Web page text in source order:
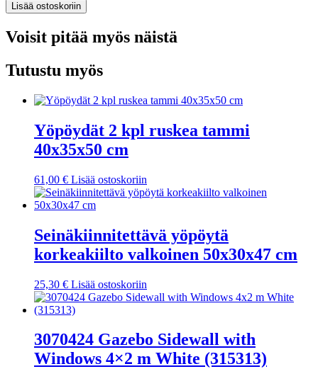
Lisää ostoskoriin
Voisit pitää myös näistä
Tutustu myös
Yöpöydät 2 kpl ruskea tammi
40x35x50 cm
61,00 € Lisää ostoskoriin
Seinäkiinnitettävä yöpöytä
korkeakiilto valkoinen 50x30x47 cm
25,30 € Lisää ostoskoriin
3070424 Gazebo Sidewall with
Windows 4×2 m White (315313)